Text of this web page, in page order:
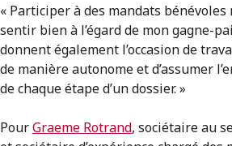
« Participer à des mandats bénévoles
sentir bien à l’égard de mon gagne-
donnent également l’occasion de
de manière autonome et d’assumer
de chaque étape d’un dossier. »
PourGraeme Rotrand, sociétaire au